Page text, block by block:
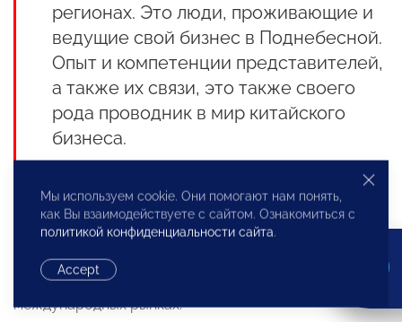
регионах. Это люди, проживающие и
ведущие свой бизнес в Поднебесной.
Опыт и компетенции представителей,
а также их связи, это также своего
рода проводник в мир китайского
бизнеса.
Ну и, конечно же, участвуя в бизнес-миссии
предприниматели совершенствуют навыки
международного бизнеса, управления
переговорами, кросс-культурного взаимодействия и
другие компетенции, необходимые для работы на
международных рынках.
Мы используем cookie. Они помогают нам понять,
как Вы взаимодействуете с сайтом. Ознакомиться с
политикой конфиденциальности сайта.
Accept